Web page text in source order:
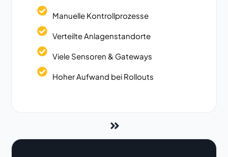
Manuelle Kontrollprozesse
Verteilte Anlagenstandorte
Viele Sensoren & Gateways
Hoher Aufwand bei Rollouts